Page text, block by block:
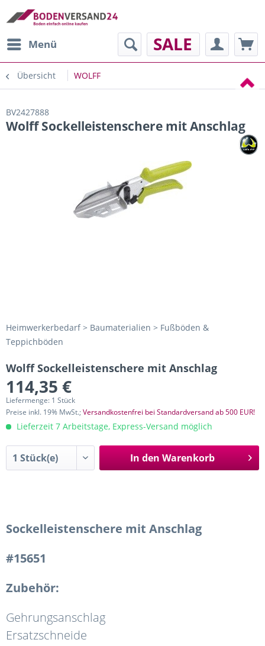
Menü SALE
Übersicht WOLFF
BV2427888
Wolff Sockelleistenschere mit Anschlag
Heimwerkerbedarf > Baumaterialien > Fußböden &
Teppichböden
Wolff Sockelleistenschere mit Anschlag
114,35 €
Liefermenge: 1 Stück
Preise inkl. 19% MwSt.;Versandkostenfrei bei Standardversand ab 500 EUR!
Lieferzeit 7 Arbeitstage, Express-Versand möglich
In den Warenkorb
Sockelleistenschere mit Anschlag
#15651
Zubehör:
Gehrungsanschlag
Ersatzschneide